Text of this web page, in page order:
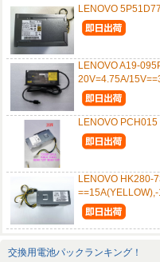
LENOVO
LENOVO A19-
20V=4.75A/
LENOVO
LENOVO HK280-
交換用電池パックランキング！